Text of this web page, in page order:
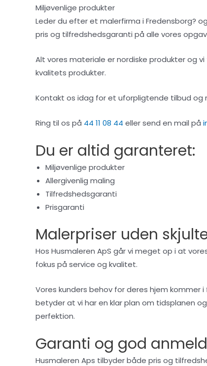
Miljøvenlige produkter
Leder du efter et malerfirma i Fredensborg?
pris og tilfredshedsgaranti på alle vores
Alt vores materiale er nordiske produkter og
kvalitets produkter.
Kontakt os idag for et uforpligtende tilbud og
Ring til os på 44 11 08 44 eller send en mail på
Du er altid garanteret:
Miljøvenlige produkter
Allergivenlig maling
Tilfredshedsgaranti
Prisgaranti
Malerpriser uden
Hos Husmaleren ApS går vi meget op i at
fokus på service og kvalitet.
Vores kunders behov for deres hjem
betyder at vi har en klar plan om tidsplanen
perfektion.
Garanti og god
Husmaleren Aps tilbyder både pris og